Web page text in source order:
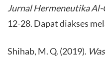
Jurnal Hermeneutika
12-28. Dapat diakses
​Shihab, M. Q. (2019).